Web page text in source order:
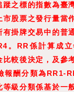
蹤之標的指數為臺
股票之發行量當
掛牌交易中的普
。RR係計算成
比較後決定，及參
報酬分類為RR1-
等級分類係基於一